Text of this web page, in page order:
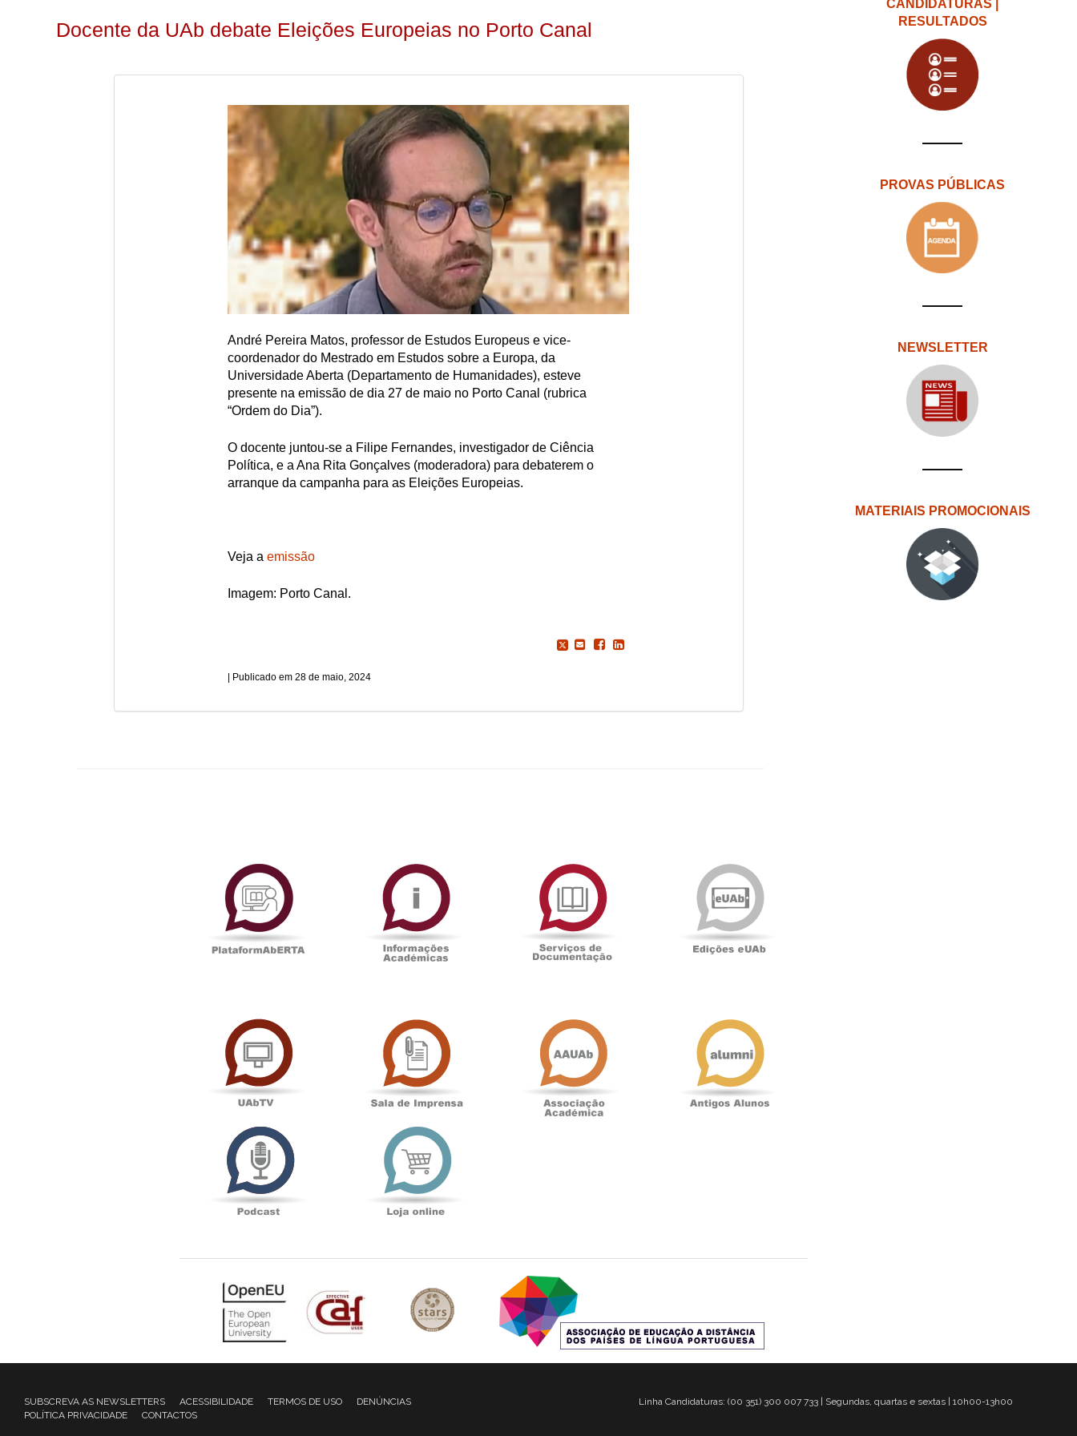
Docente da UAb debate Eleições Europeias no Porto Canal
André Pereira Matos, professor de Estudos Europeus e vice-
coordenador do Mestrado em Estudos sobre a Europa, da
Universidade Aberta (Departamento de Humanidades), esteve
presente na emissão de dia 27 de maio no Porto Canal (rubrica
“Ordem do Dia”).
O docente juntou-se a Filipe Fernandes, investigador de Ciência
Política, e a Ana Rita Gonçalves (moderadora) para debaterem o
arranque da campanha para as Eleições Europeias.
Veja a emissão
Imagem: Porto Canal.
28 de maio, 2024
CANDIDATURAS |
RESULTADOS
PROVAS PÚBLICAS
NEWSLETTER
MATERIAIS PROMOCIONAIS
PlataformAberta
Académicas
Documentação
SUBSCREVA AS NEWSLETTERS ACESSIBILIDADE TERMOS DE USO
DENÚNCIAS
POLÍTICA PRIVACIDADE
CONTACTOS
Linha Candidaturas: (00 351) 300 007 733 | Segundas, quartas e sextas | 10h00-13h00